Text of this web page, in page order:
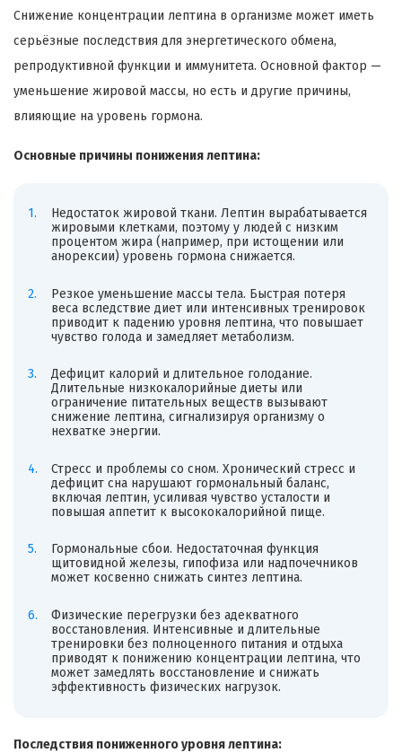
Снижение концентрации лептина в организме может иметь
серьёзные последствия для энергетического обмена,
репродуктивной функции и иммунитета. Основной фактор —
уменьшение жировой массы, но есть и другие причины,
влияющие на уровень гормона.
Основные причины понижения лептина:
Недостаток жировой ткани. Лептин вырабатывается
жировыми клетками, поэтому у людей с низким
процентом жира (например, при истощении или
анорексии) уровень гормона снижается.
Резкое уменьшение массы тела. Быстрая потеря
веса вследствие диет или интенсивных тренировок
приводит к падению уровня лептина, что повышает
чувство голода и замедляет метаболизм.
Дефицит калорий и длительное голодание.
Длительные низкокалорийные диеты или
ограничение питательных веществ вызывают
снижение лептина, сигнализируя организму о
нехватке энергии.
Стресс и проблемы со сном. Хронический стресс и
дефицит сна нарушают гормональный баланс,
включая лептин, усиливая чувство усталости и
повышая аппетит к высококалорийной пище.
Гормональные сбои. Недостаточная функция
щитовидной железы, гипофиза или надпочечников
может косвенно снижать синтез лептина.
Физические перегрузки без адекватного
восстановления. Интенсивные и длительные
тренировки без полноценного питания и отдыха
приводят к понижению концентрации лептина, что
может замедлять восстановление и снижать
эффективность физических нагрузок.
Последствия пониженного уровня лептина: